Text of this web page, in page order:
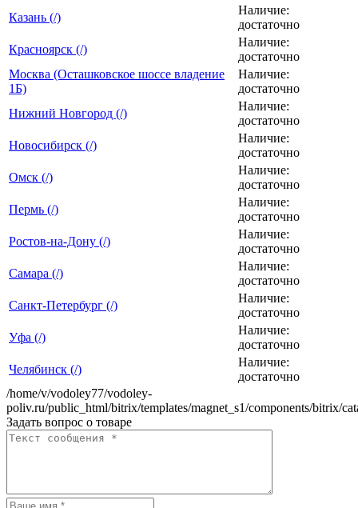
Казань (/)
Наличие:
достаточно
Красноярск (/)
Наличие:
достаточно
Москва (Осташковское шоссе владение
1Б)
Наличие:
достаточно
Нижний Новгород (/)
Наличие:
достаточно
Новосибирск (/)
Наличие:
достаточно
Омск (/)
Наличие:
достаточно
Пермь (/)
Наличие:
достаточно
Ростов-на-Дону (/)
Наличие:
достаточно
Самара (/)
Наличие:
достаточно
Санкт-Петербург (/)
Наличие:
достаточно
Уфа (/)
Наличие:
достаточно
Челябинск (/)
Наличие:
достаточно
/home/v/vodoley77/vodoley-
poliv.ru/public_html/bitrix/templates/magnet_s1/components/bitrix/
Задать вопрос о товаре